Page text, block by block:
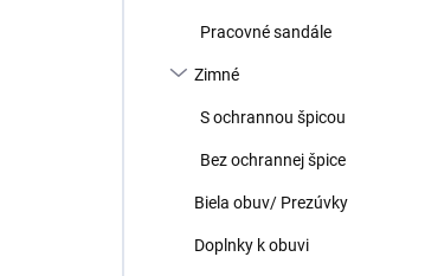
Pracovné sandále
Zimné
S ochrannou špicou
Bez ochrannej špice
Biela obuv/ Prezúvky
Doplnky k obuvi